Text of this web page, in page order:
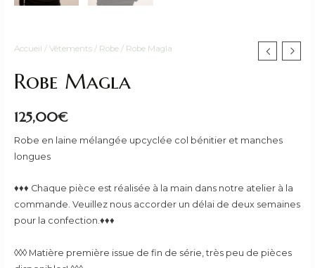
Accueil / Vêtements/ Robe/ Robe Magla
Robe Magla
125,00€
Robe en laine mélangée upcyclée col bénitier et manches
longues
♦♦♦ Chaque pièce est réalisée à la main dans notre atelier à la
commande. Veuillez nous accorder un délai de deux semaines
pour la confection.♦♦♦
◊◊◊ Matière première issue de fin de série, très peu de pièces